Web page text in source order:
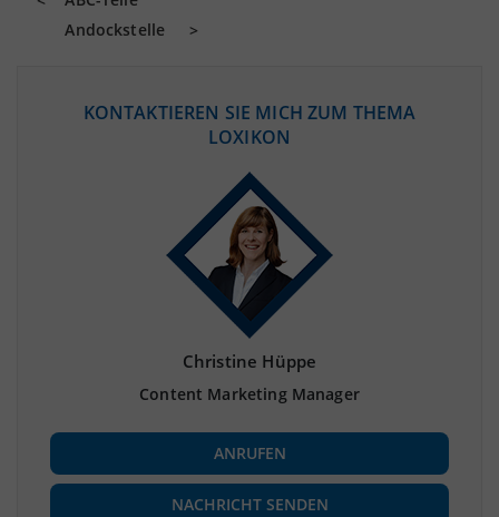
Andockstelle
KONTAKTIEREN SIE MICH ZUM THEMA
LOXIKON
Christine Hüppe
Content Marketing Manager
ANRUFEN
NACHRICHT SENDEN